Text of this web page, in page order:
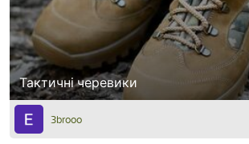
Тактичні черевики
3brooo